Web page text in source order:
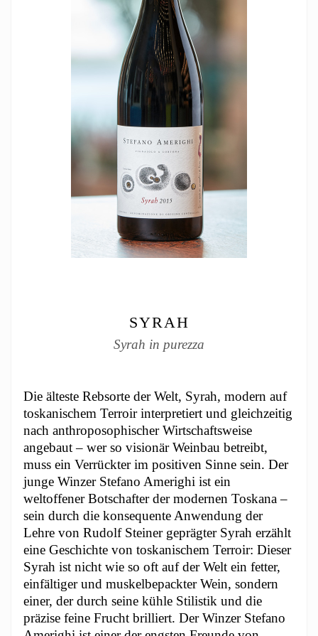
SYRAH
Syrah in purezza
Die älteste Rebsorte der Welt, Syrah, modern auf
toskanischem Terroir interpretiert und gleichzeitig
nach anthroposophischer Wirtschaftsweise
angebaut – wer so visionär Weinbau betreibt,
muss ein Verrückter im positiven Sinne sein. Der
junge Winzer Stefano Amerighi ist ein
weltoffener Botschafter der modernen Toskana –
sein durch die konsequente Anwendung der
Lehre von Rudolf Steiner geprägter Syrah erzählt
eine Geschichte von toskanischem Terroir: Dieser
Syrah ist nicht wie so oft auf der Welt ein fetter,
einfältiger und muskelbepackter Wein, sondern
einer, der durch seine kühle Stilistik und die
präzise feine Frucht brilliert. Der Winzer Stefano